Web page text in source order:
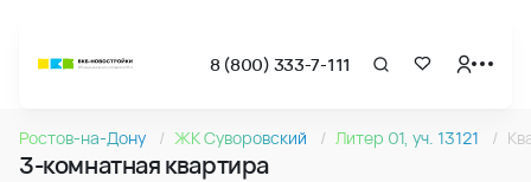
8 (800) 333-7-111
Квартира № 135 в ЖК Суворовский : подъезд 2, этаж 8,
3-комнатная квартира 76.78м2 в ЖК Суворовский, №135
Ростов-на-Дону ЖК Суворовский Литер 01, уч. 13121
3-комнатная квартира